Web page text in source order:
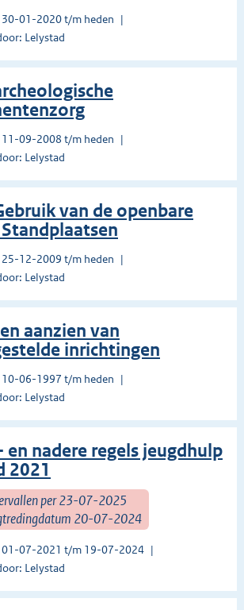
30-01-2020 t/m heden
Lelystad
11-09-2008 t/m heden
Lelystad
van de openbare
25-12-2009 t/m heden
Lelystad
aanzien van
inrichtingen
10-06-1997 t/m heden
Lelystad
en nadere regels jeugdhulp
2021
per 23-07-2025
20-07-2024
01-07-2021 t/m 19-07-2024
Lelystad